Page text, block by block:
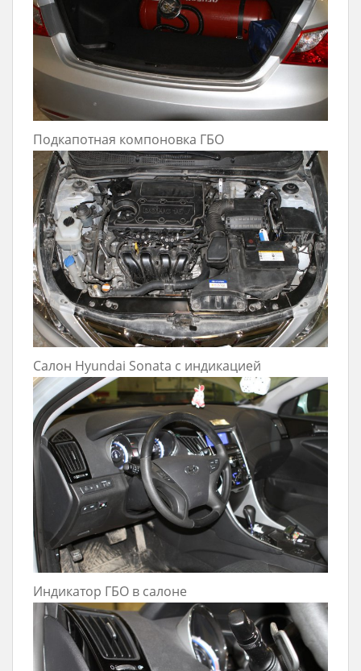
Подкапотная компоновка ГБО
Салон Hyundai Sonata c индикацией
Индикатор ГБО в салоне